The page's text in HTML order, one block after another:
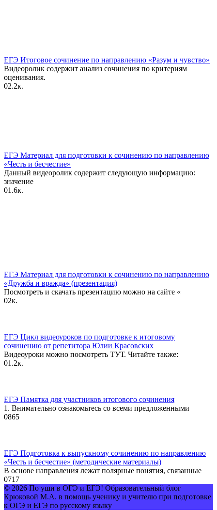
ЕГЭ Итоговое сочинение по направлению «Разум и чувство»
Видеоролик содержит анализ сочинения по критериям
оценивания.
02.2к.
ЕГЭ Материал для подготовки к сочинению по направлению
«Честь и бесчестие»
Данный видеоролик содержит следующую информацию:
значение
01.6к.
ЕГЭ Материал для подготовки к сочинению по направлению
«Дружба и вражда» (презентация)
Посмотреть и скачать презентацию можно на сайте «
02к.
ЕГЭ Цикл видеоуроков по подготовке к итоговому
сочинению от репетитора Юлии Красовских
Видеоуроки можно посмотреть ТУТ. Читайте также:
01.2к.
ЕГЭ Памятка для участников итогового сочинения
1. Внимательно ознакомьтесь со всеми предложенными
0865
ЕГЭ Подготовка к выпускному сочинению по направлению
«Честь и бесчестие» (методические материалы)
В основе направления лежат полярные понятия, связанные
0717
© 2026 По уши в ОГЭ и ЕГЭ! Образовательный блог
Крюковой М.А. в помощь ученику и учителю при подготовке
к ОГЭ и ЕГЭ по русскому языку